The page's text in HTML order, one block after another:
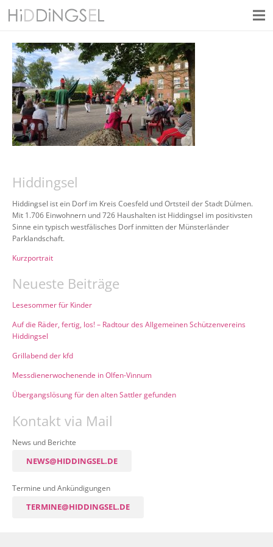
Hiddingsel
Hiddingsel ist ein Dorf im Kreis Coesfeld und Ortsteil der Stadt Dülmen.
Mit 1.706 Einwohnern und 726 Haushalten ist Hiddingsel im positivsten
Sinne ein typisch westfälisches Dorf inmitten der Münsterländer
Parklandschaft.
Kurzportrait
Neueste Beiträge
Lesesommer für Kinder
Auf die Räder, fertig, los! – Radtour des Allgemeinen Schützenvereins
Hiddingsel
Grillabend der kfd
Messdienerwochenende in Olfen-Vinnum
Übergangslösung für den alten Sattler gefunden
Kontakt via Mail
News und Berichte
NEWS@HIDDINGSEL.DE
Termine und Ankündigungen
TERMINE@HIDDINGSEL.DE